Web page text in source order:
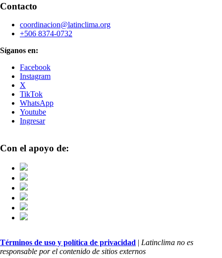
Contacto
coordinacion@latinclima.org
+506 8374-0732
Síganos en:
Facebook
Instagram
X
TikTok
WhatsApp
Youtube
Ingresar
Con el apoyo de:
Términos de uso y política de privacidad | Latinclima no es
responsable por el contenido de sitios externos